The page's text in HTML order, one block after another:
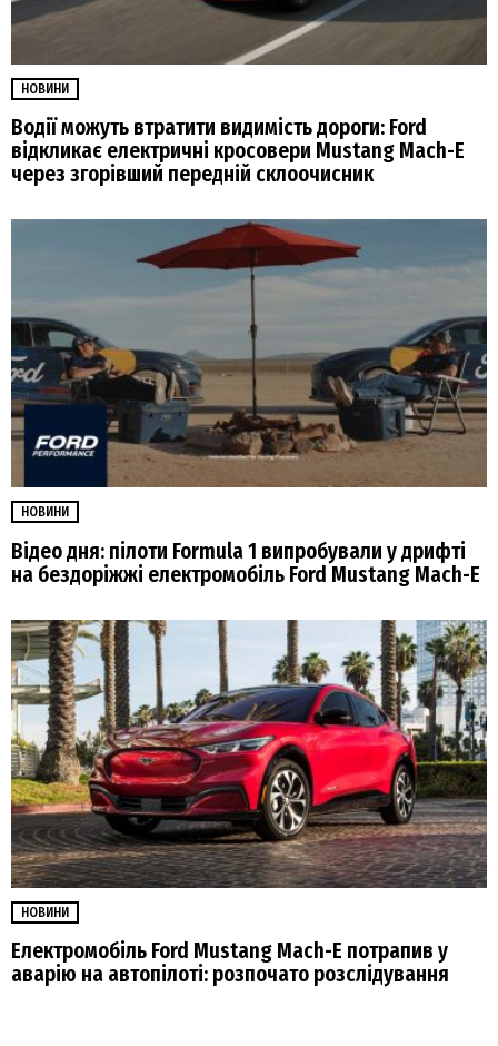
НОВИНИ
Водії можуть втратити видимість дороги: Ford
відкликає електричні кросовери Mustang Mach-E
через згорівший передній склоочисник
НОВИНИ
Відео дня: пілоти Formula 1 випробували у дрифті
на бездоріжжі електромобіль Ford Mustang Mach-E
НОВИНИ
Електромобіль Ford Mustang Mach-E потрапив у
аварію на автопілоті: розпочато розслідування